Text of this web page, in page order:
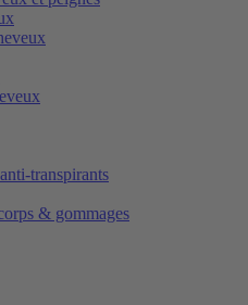
transpirants
& gommages